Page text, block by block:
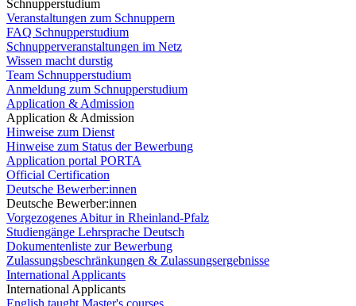
Schnupperstudium
Veranstaltungen zum Schnuppern
FAQ Schnupperstudium
Schnupperveranstaltungen im Netz
Wissen macht durstig
Team Schnupperstudium
Anmeldung zum Schnupperstudium
Application & Admission
Application & Admission
Hinweise zum Dienst
Hinweise zum Status der Bewerbung
Application portal PORTA
Official Certification
Deutsche Bewerber:innen
Deutsche Bewerber:innen
Vorgezogenes Abitur in Rheinland-Pfalz
Studiengänge Lehrsprache Deutsch
Dokumentenliste zur Bewerbung
Zulassungsbeschränkungen & Zulassungsergebnisse
International Applicants
International Applicants
English taught Master's courses